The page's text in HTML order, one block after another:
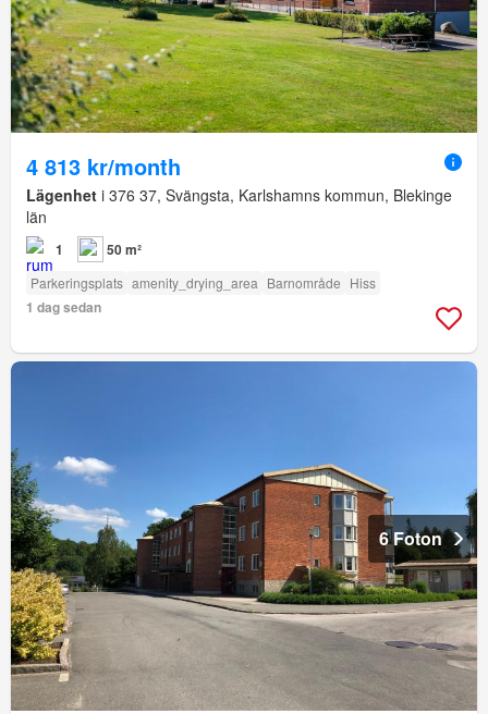
4 813 kr/month
Lägenhet i 376 37, Svängsta, Karlshamns kommun, Blekinge
län
1 50 m²
Parkeringsplats amenity_drying_area Barnområde Hiss
1 dag sedan
6 Foton